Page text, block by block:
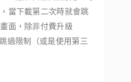
當下載第二次時就會跳
面，除非付費升級
過限制（或是使用第三